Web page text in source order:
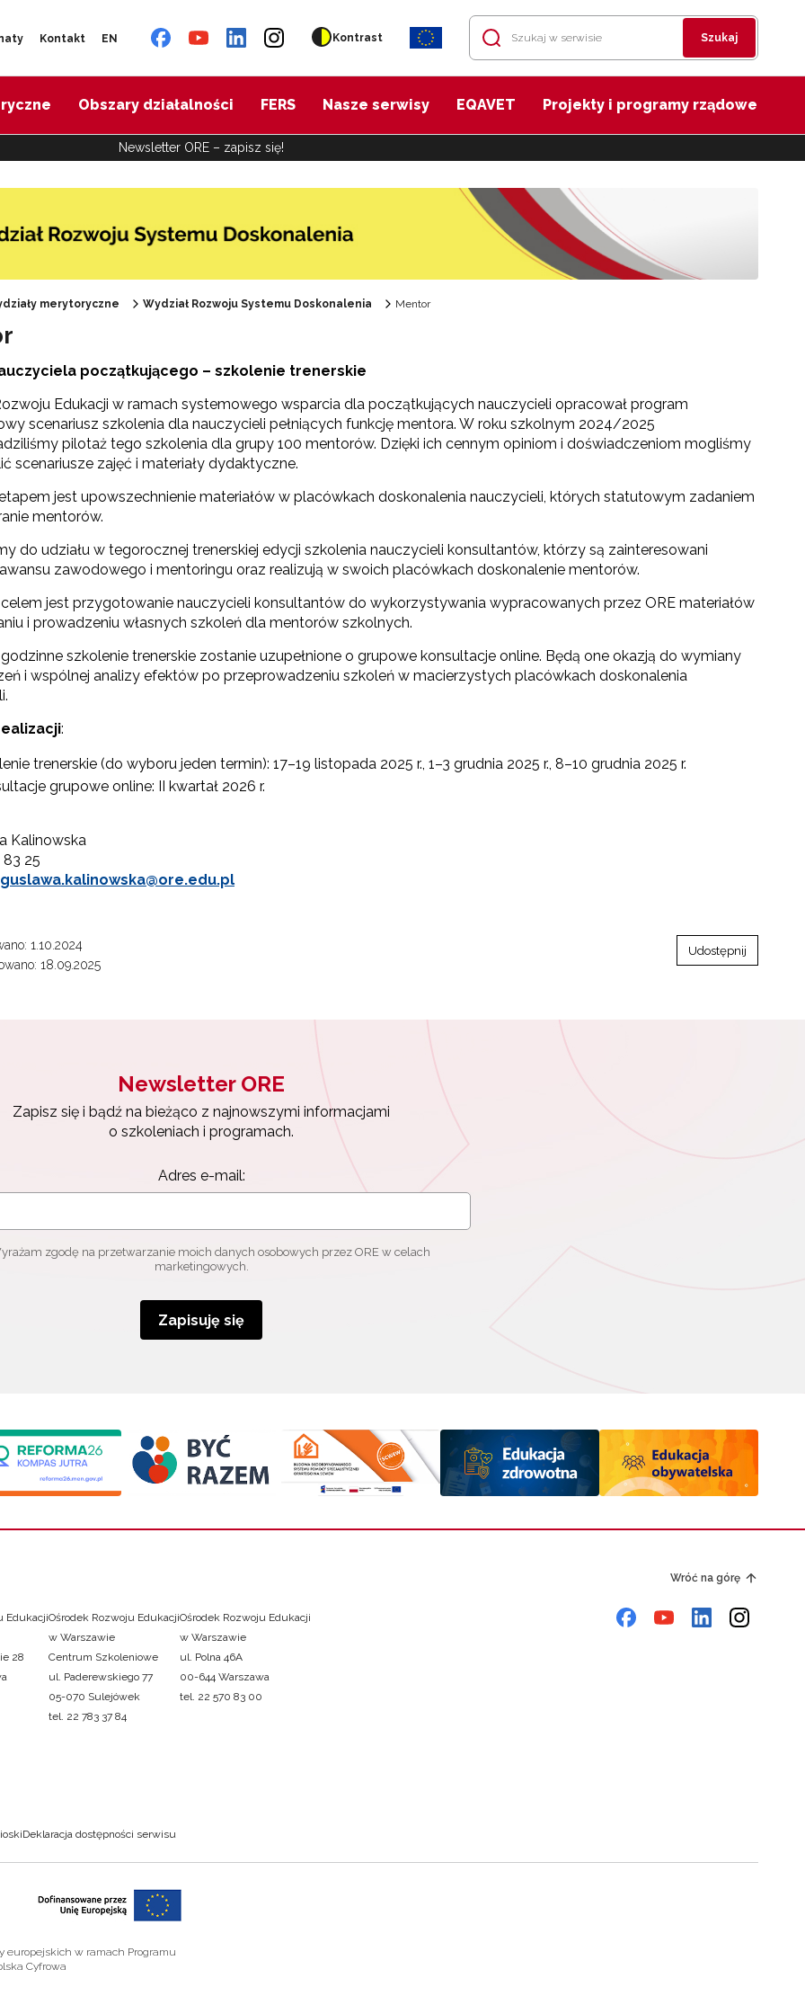
Kontakt EN Kontrast Szukaj
Obszary działalności FERS Nasze serwisy EQAVET Projekty i programy rządowe
Newsletter ORE – zapisz się!
do pobrania"
merytoryczne Wydział Rozwoju Systemu Doskonalenia Mentor
początkującego – szkolenie trenerskie
Edukacji w ramach systemowego wsparcia dla początkujących nauczycieli opracował program
scenariusz szkolenia dla nauczycieli pełniących funkcję mentora. W roku szkolnym 2024/2025
pilotaż tego szkolenia dla grupy 100 mentorów. Dzięki ich cennym opiniom i doświadczeniom mogliśmy
scenariusze zajęć i materiały dydaktyczne.
jest upowszechnienie materiałów w placówkach doskonalenia nauczycieli, których statutowym zadaniem
mentorów.
do udziału w tegorocznej trenerskiej edycji szkolenia nauczycieli konsultantów, którzy są zainteresowani
zawodowego i mentoringu oraz realizują w swoich placówkach doskonalenie mentorów.
jest przygotowanie nauczycieli konsultantów do wykorzystywania wypracowanych przez ORE materiałów
i prowadzeniu własnych szkoleń dla mentorów szkolnych.
szkolenie trenerskie zostanie uzupełnione o grupowe konsultacje online. Będą one okazją do wymiany
i wspólnej analizy efektów po przeprowadzeniu szkoleń w macierzystych placówkach doskonalenia
:
trenerskie (do wyboru jeden termin): 17–19 listopada 2025 r., 1–3 grudnia 2025 r., 8–10 grudnia 2025 r.
grupowe online: II kwartał 2026 r.
Kalinowska
25
1.10.2024
18.09.2025
Udostępnij
Newsletter ORE
Zapisz się i bądź na bieżąco z najnowszymi informacjami
o szkoleniach i programach.
Adres e-mail:
zgodę na przetwarzanie moich danych osobowych przez ORE w celach
marketingowych.
Zapisuję się
Wróć na górę
Edukacji
28
Ośrodek Rozwoju Edukacji
w Warszawie
Centrum Szkoleniowe
ul. Paderewskiego 77
05-070 Sulejówek
tel. 22 783 37 84
Ośrodek Rozwoju Edukacji
w Warszawie
ul. Polna 46A
00-644 Warszawa
tel. 22 570 83 00
Deklaracja dostępności serwisu
europejskich w ramach Programu
Cyfrowa